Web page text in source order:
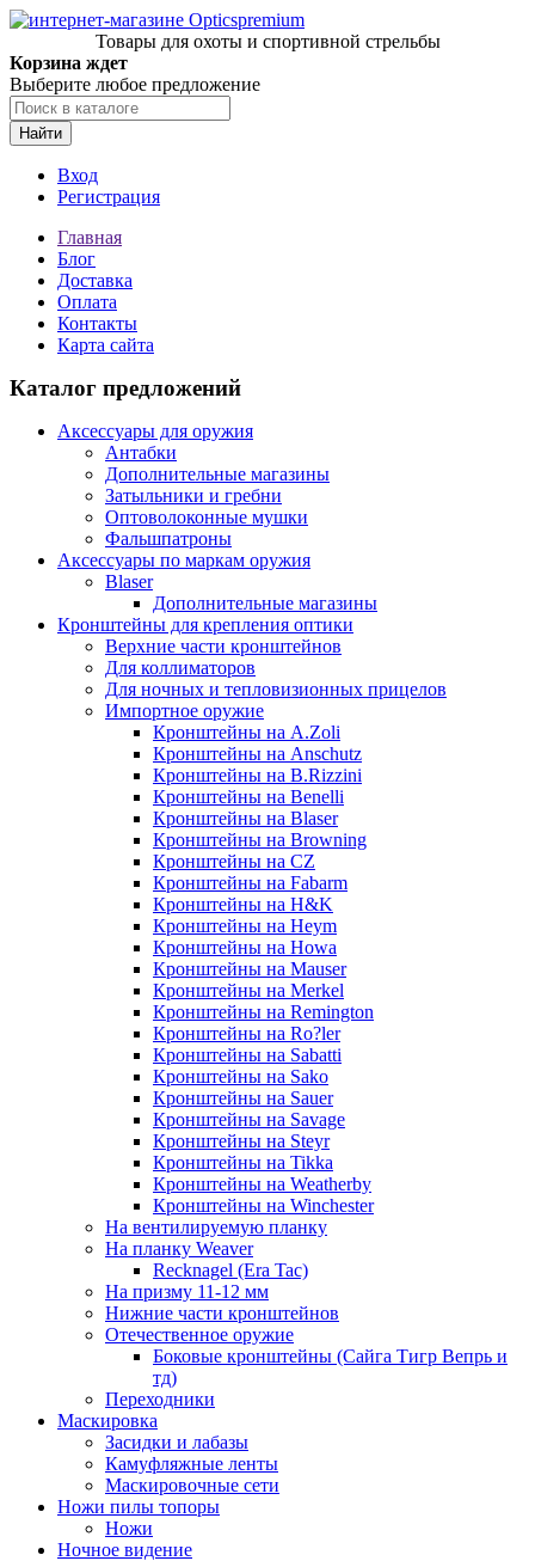
Товары для охоты и спортивной стрельбы
Корзина ждет
Выберите любое предложение
Найти
Вход
Регистрация
Главная
Блог
Доставка
Оплата
Контакты
Карта сайта
Каталог предложений
Аксессуары для оружия
Антабки
Дополнительные магазины
Затыльники и гребни
Оптоволоконные мушки
Фальшпатроны
Аксессуары по маркам оружия
Blaser
Дополнительные магазины
Кронштейны для крепления оптики
Верхние части кронштейнов
Для коллиматоров
Для ночных и тепловизионных прицелов
Импортное оружие
Кронштейны на A.Zoli
Кронштейны на Anschutz
Кронштейны на B.Rizzini
Кронштейны на Benelli
Кронштейны на Blaser
Кронштейны на Browning
Кронштейны на CZ
Кронштейны на Fabarm
Кронштейны на H&K
Кронштейны на Heym
Кронштейны на Howa
Кронштейны на Mauser
Кронштейны на Merkel
Кронштейны на Remington
Кронштейны на Ro?ler
Кронштейны на Sabatti
Кронштейны на Sako
Кронштейны на Sauer
Кронштейны на Savage
Кронштейны на Steyr
Кронштейны на Tikka
Кронштейны на Weatherby
Кронштейны на Winchester
На вентилируемую планку
На планку Weaver
Recknagel (Era Tac)
На призму 11-12 мм
Нижние части кронштейнов
Отечественное оружие
Боковые кронштейны (Сайга Тигр Вепрь и
тд)
Переходники
Маскировка
Засидки и лабазы
Камуфляжные ленты
Маскировочные сети
Ножи пилы топоры
Ножи
Ночное видение